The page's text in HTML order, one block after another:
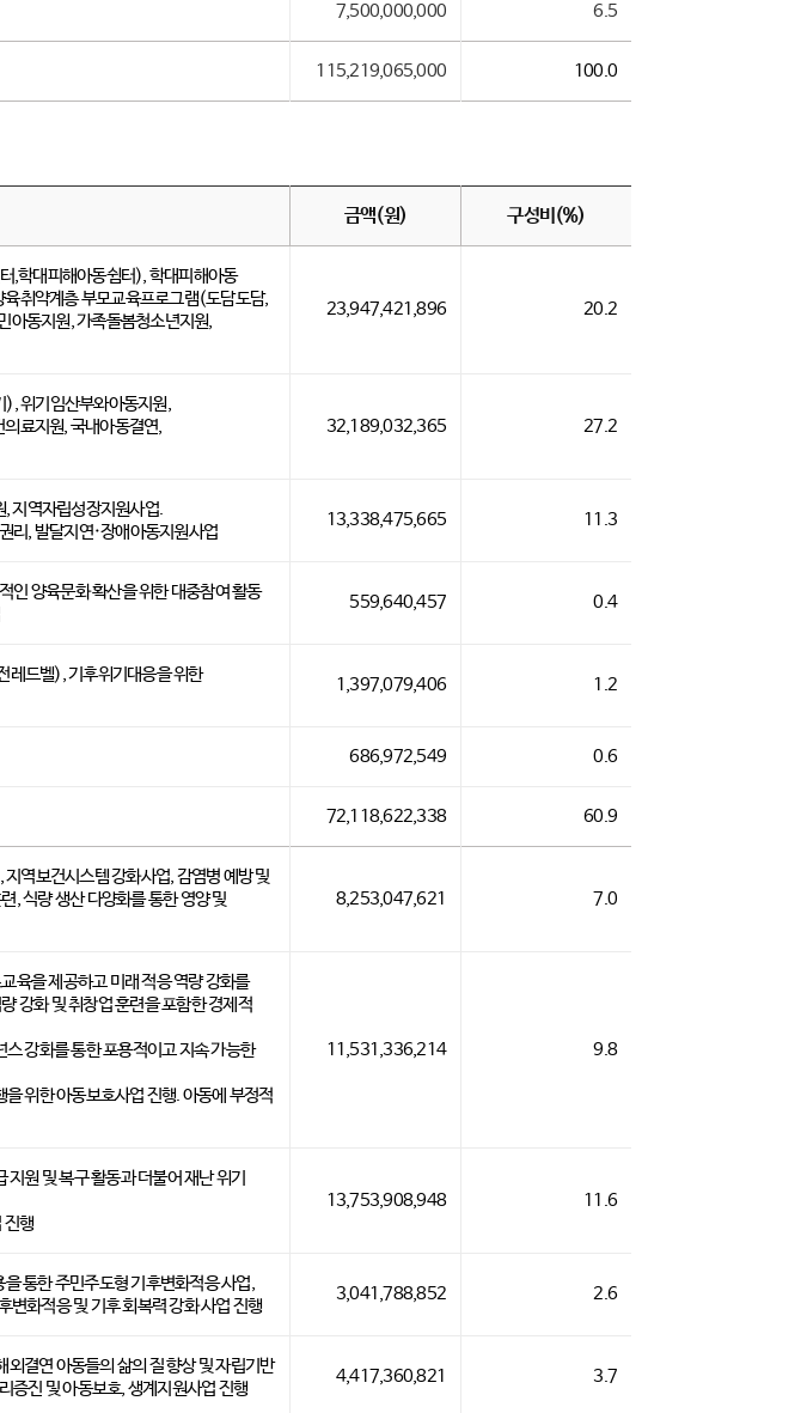
115,219,065,000 100.0
7,500,000,000 6.5
금액(원) 구성비(%)
,학대피해아동쉼터), 학대피해아동
취약계층 부모교육프로그램(도담도담,
아동지원, 가족돌봄청소년지원,
23,947,421,896 20.2
), 위기임산부와아동지원,
료지원, 국내아동결연,
32,189,032,365 27.2
지역자립성장지원사업.
리, 발달지연·장애아동지원사업
13,338,475,665 11.3
양육문화 확산을 위한 대중참여 활동
559,640,457 0.4
레드벨), 기후위기대응을 위한
1,397,079,406 1.2
686,972,549 0.6
72,118,622,338 60.9
역보건시스템 강화사업, 감염병 예방 및
, 식량 생산 다양화를 통한 영양 및
8,253,047,621 7.0
육을 제공하고 미래 적응 역량 강화를
강화 및 취창업 훈련을 포함한 경제적
강화를 통한 포용적이고 지속 가능한
위한 아동보호사업 진행. 아동에 부정적
11,531,336,214 9.8
원 및 복구 활동과 더불어 재난 위기
진행
13,753,908,948 11.6
통한 주민주도형 기후변화적응 사업,
변화적응 및 기후 회복력 강화 사업 진행
3,041,788,852 2.6
결연 아동들의 삶의 질 향상 및 자립기반
증진 및 아동보호, 생계지원사업 진행
4,417,360,821 3.7